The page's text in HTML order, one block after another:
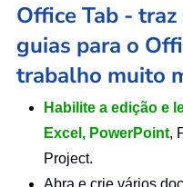
Office Tab -
guias para o
trabalho muito
Habilite a edição e
Excel, PowerPoint,
Project.